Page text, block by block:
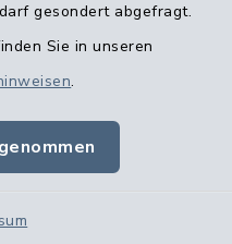
gesondert abgefragt.
Sie in unseren
.